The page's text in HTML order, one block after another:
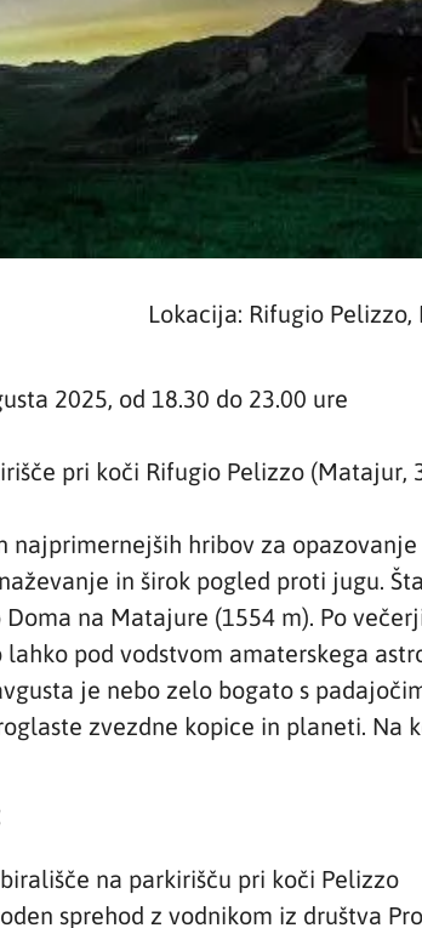
Lokacija: Rifugio
2025, od 18.30 do 23.00 ure
pri koči Rifugio Pelizzo (Matajur,
najprimernejših hribov za
in širok pogled proti jugu.
na Matajure (1554 m). Po
lahko pod vodstvom amaterskega
je nebo zelo bogato s
zvezdne kopice in planeti. Na
na parkirišču pri koči Pelizzo
sprehod z vodnikom iz društva